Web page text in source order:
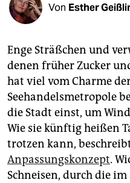
abo
epaper login
Von Esther
Enge Sträßchen und
denen früher Zucker
hat viel vom Charme
Seehandelsmetropole
die Stadt einst, um
Wie sie künftig heißen
trotzen kann,
Anpassungskonzept.
Schneisen, durch die